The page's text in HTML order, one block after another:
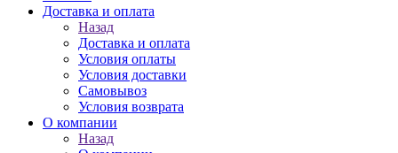
Доставка и оплата
Назад
Доставка и оплата
Условия оплаты
Условия доставки
Самовывоз
Условия возврата
О компании
Назад